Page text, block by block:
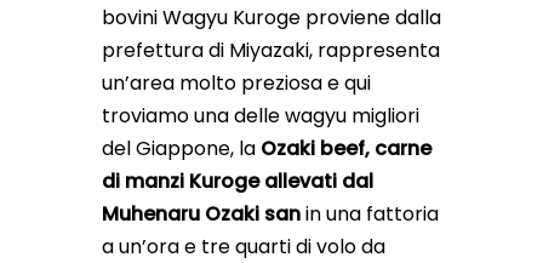
bovini Wagyu Kuroge proviene dalla
prefettura di Miyazaki, rappresenta
un’area molto preziosa e qui
troviamo una delle wagyu migliori
del Giappone, la Ozaki beef, carne
di manzi Kuroge allevati dal
Muhenaru Ozaki sanin una fattoria
a un’ora e tre quarti di volo da